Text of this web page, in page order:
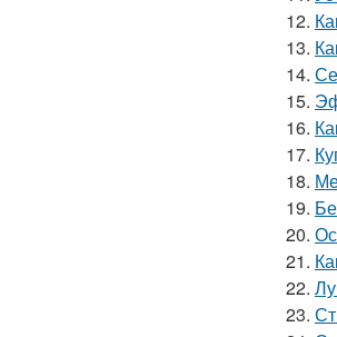
12.
13.
14.
15.
16.
17.
18.
19.
20.
21.
22.
23.